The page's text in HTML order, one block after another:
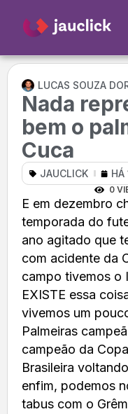
LUCAS SOUZA
Nada
bem o
Cuca
JAUCLICK HÁ
0
E em dezembro
temporada do
ano agitado que
com acidente da
campo tivemos o
EXISTE essa
vivemos um
Palmeiras
campeão da
Brasileira
enfim, podemos
tabus com o